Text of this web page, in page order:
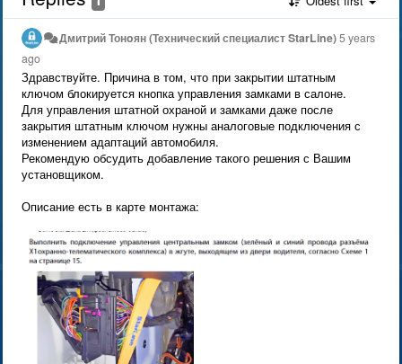
Дмитрий Тонoян (Технический специалист StarLine)5 years
ago
Здравствуйте. Причина в том, что при закрытии штатным
ключом блокируется кнопка управления замками в салоне.
Для управления штатной охраной и замками даже после
закрытия штатным ключом нужны аналоговые подключения с
изменением адаптаций автомобиля.
Рекомендую обсудить добавление такого решения с Вашим
установщиком.
Описание есть в карте монтажа: